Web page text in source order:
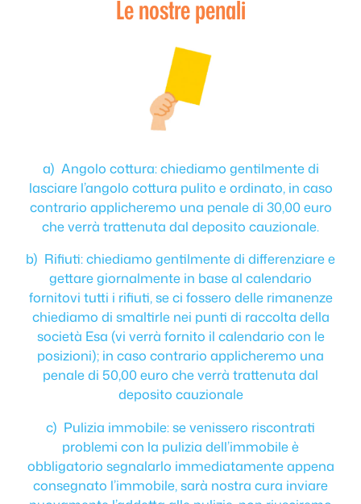
Le nostre penali
a) Angolo cottura: chiediamo gentilmente di
lasciare l’angolo cottura pulito e ordinato, in caso
contrario applicheremo una penale di 30,00 euro
che verrà trattenuta dal deposito cauzionale.
b) Rifiuti: chiediamo gentilmente di differenziare e
gettare giornalmente in base al calendario
fornitovi tutti i rifiuti, se ci fossero delle rimanenze
chiediamo di smaltirle nei punti di raccolta della
società Esa (vi verrà fornito il calendario con le
posizioni); in caso contrario applicheremo una
penale di 50,00 euro che verrà trattenuta dal
deposito cauzionale
c) Pulizia immobile: se venissero riscontrati
problemi con la pulizia dell’immobile è
obbligatorio segnalarlo immediatamente appena
consegnato l’immobile, sarà nostra cura inviare